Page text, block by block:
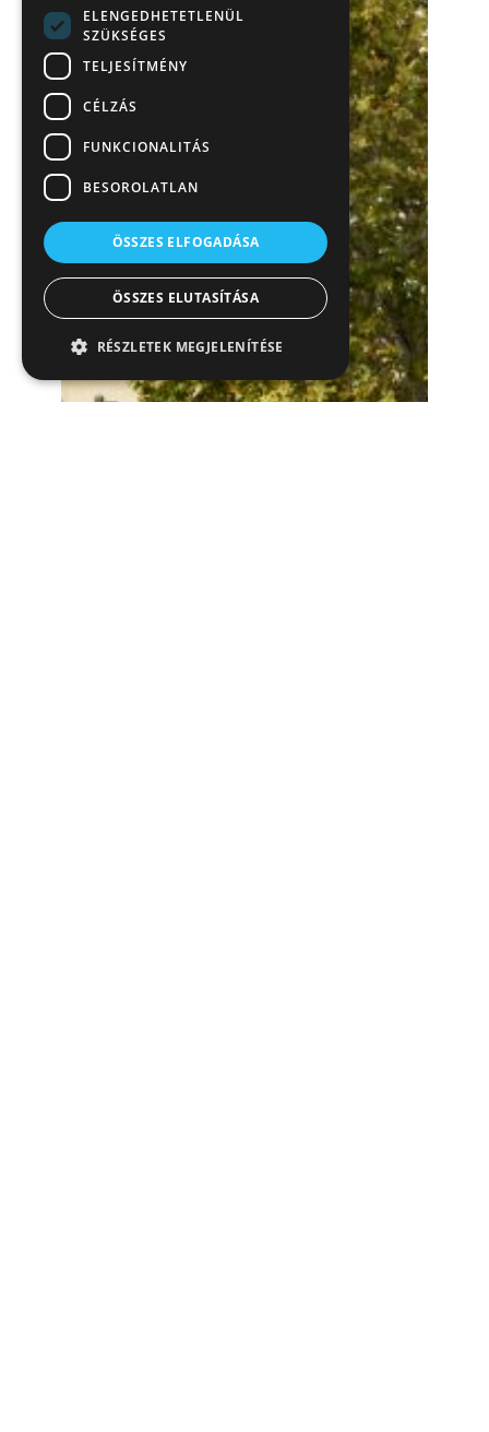
ELENGEDHETETLENÜL
SZÜKSÉGES
TELJESÍTMÉNY
CÉLZÁS
FUNKCIONALITÁS
BESOROLATLAN
ÖSSZES ELFOGADÁSA
ÖSSZES ELUTASÍTÁSA
RÉSZLETEK MEGJELENÍTÉSE